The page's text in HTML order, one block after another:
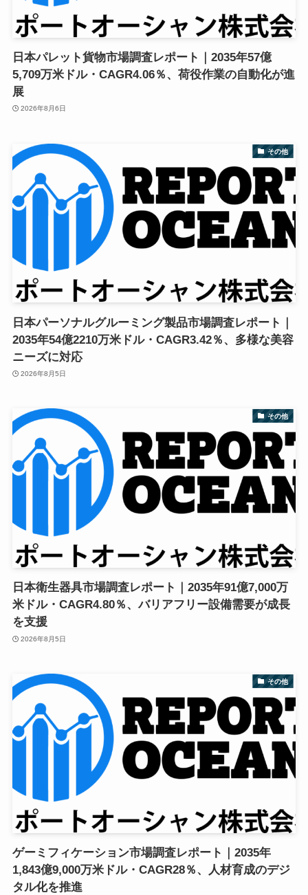
日本パレット貨物市場調査レポート｜2035年57億
5,709万米ドル・CAGR4.06％、荷役作業の自動化が進
展
2026年8月6日
その他
日本パーソナルグルーミング製品市場調査レポート｜
2035年54億2210万米ドル・CAGR3.42％、多様な美容
ニーズに対応
2026年8月5日
その他
日本衛生器具市場調査レポート｜2035年91億7,000万
米ドル・CAGR4.80％、バリアフリー設備需要が成長
を支援
2026年8月5日
その他
ゲーミフィケーション市場調査レポート｜2035年
1,843億9,000万米ドル・CAGR28％、人材育成のデジ
タル化を推進